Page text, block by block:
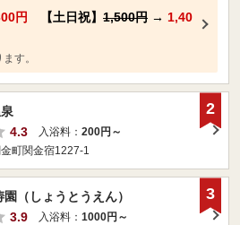
円 【土日祝】 1,500円 → 1,40
す。
4.3
入浴料： 200円～
町関金宿1227-1
2
（しょうとうえん）
3.9
入浴料： 1000円～
3